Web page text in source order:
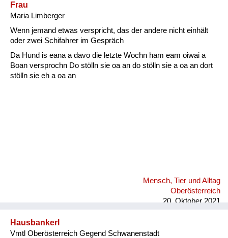
Frau
Maria Limberger
Wenn jemand etwas verspricht, das der andere nicht einhält
oder zwei Schifahrer im Gespräch
Da Hund is eana a davo die letzte Wochn ham eam oiwai a
Boan versprochn Do stölln sie oa an do stölln sie a oa an dort
stölln sie eh a oa an
Mensch, Tier und Alltag
Oberösterreich
20. Oktober 2021
Hausbankerl
Vmtl Oberösterreich Gegend Schwanenstadt